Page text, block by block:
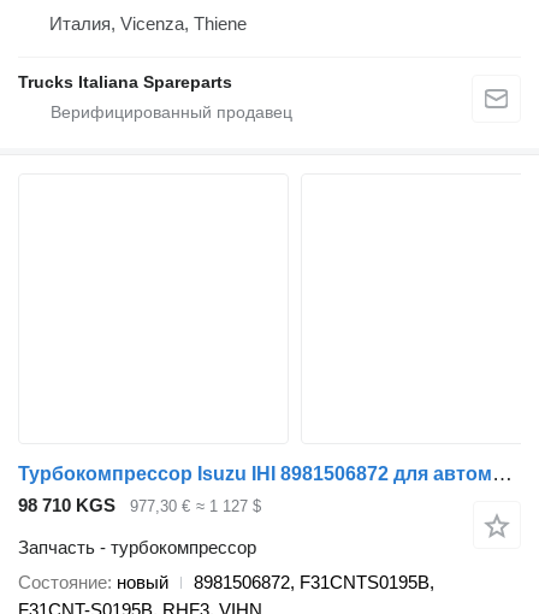
Италия, Vicenza, Thiene
Trucks Italiana Spareparts
Турбокомпрессор Isuzu IHI 8981506872 для автомобиля Isuzu D-MAX II
98 710 KGS 977,30 € ≈ 1 127 $
Запчасть - турбокомпрессор
Состояние новый
8981506872, F31CNTS0195B,
F31CNT-S0195B, RHF3, VIHN